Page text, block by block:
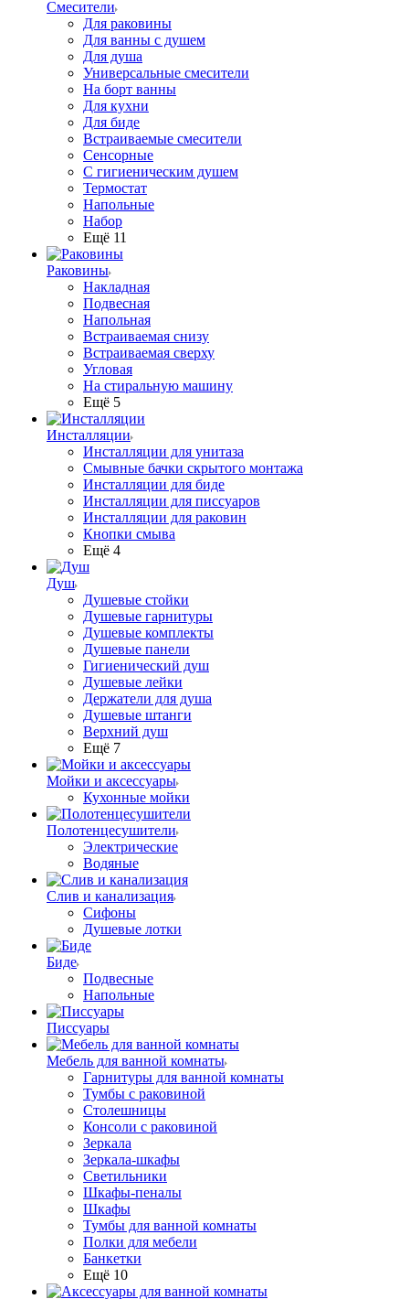
Смесители
Для раковины
Для ванны с душем
Для душа
Универсальные смесители
На борт ванны
Для кухни
Для биде
Встраиваемые смесители
Сенсорные
С гигиеническим душем
Термостат
Напольные
Набор
Ещё 11
Раковины
Накладная
Подвесная
Напольная
Встраиваемая снизу
Встраиваемая сверху
Угловая
На стиральную машину
Ещё 5
Инсталляции
Инсталляции для унитаза
Смывные бачки скрытого монтажа
Инсталляции для биде
Инсталляции для писсуаров
Инсталляции для раковин
Кнопки смыва
Ещё 4
Душ
Душевые стойки
Душевые гарнитуры
Душевые комплекты
Душевые панели
Гигиенический душ
Душевые лейки
Держатели для душа
Душевые штанги
Верхний душ
Ещё 7
Мойки и аксессуары
Кухонные мойки
Полотенцесушители
Электрические
Водяные
Слив и канализация
Сифоны
Душевые лотки
Биде
Подвесные
Напольные
Писсуары
Мебель для ванной комнаты
Гарнитуры для ванной комнаты
Тумбы с раковиной
Столешницы
Консоли с раковиной
Зеркала
Зеркала-шкафы
Светильники
Шкафы-пеналы
Шкафы
Тумбы для ванной комнаты
Полки для мебели
Банкетки
Ещё 10